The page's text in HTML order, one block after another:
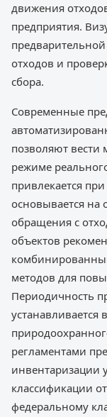
движения
предприятия.
отходов и
сбора.
Современные
позволяют вести
режиме
привлекается
основывается на
обращения с
объектов
методов для
Периодичность
устанавливается
регламентами
инвентаризации
классификации
федеральному